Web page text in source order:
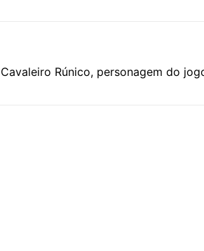
Rúnico, personagem do